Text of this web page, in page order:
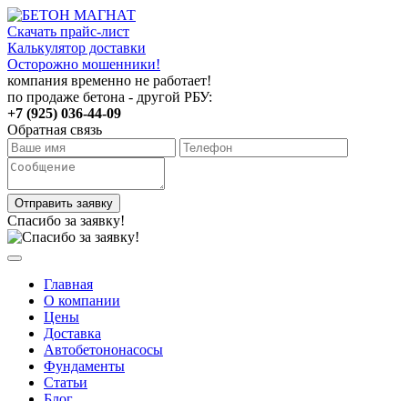
Скачать прайс-лист
Калькулятор доставки
Осторожно мошенники!
компания временно не работает!
по продаже бетона - другой РБУ:
+7 (925) 036-44-09
Обратная связь
Отправить заявку
Спасибо за заявку!
Главная
О компании
Цены
Доставка
Автобетононасосы
Фундаменты
Статьи